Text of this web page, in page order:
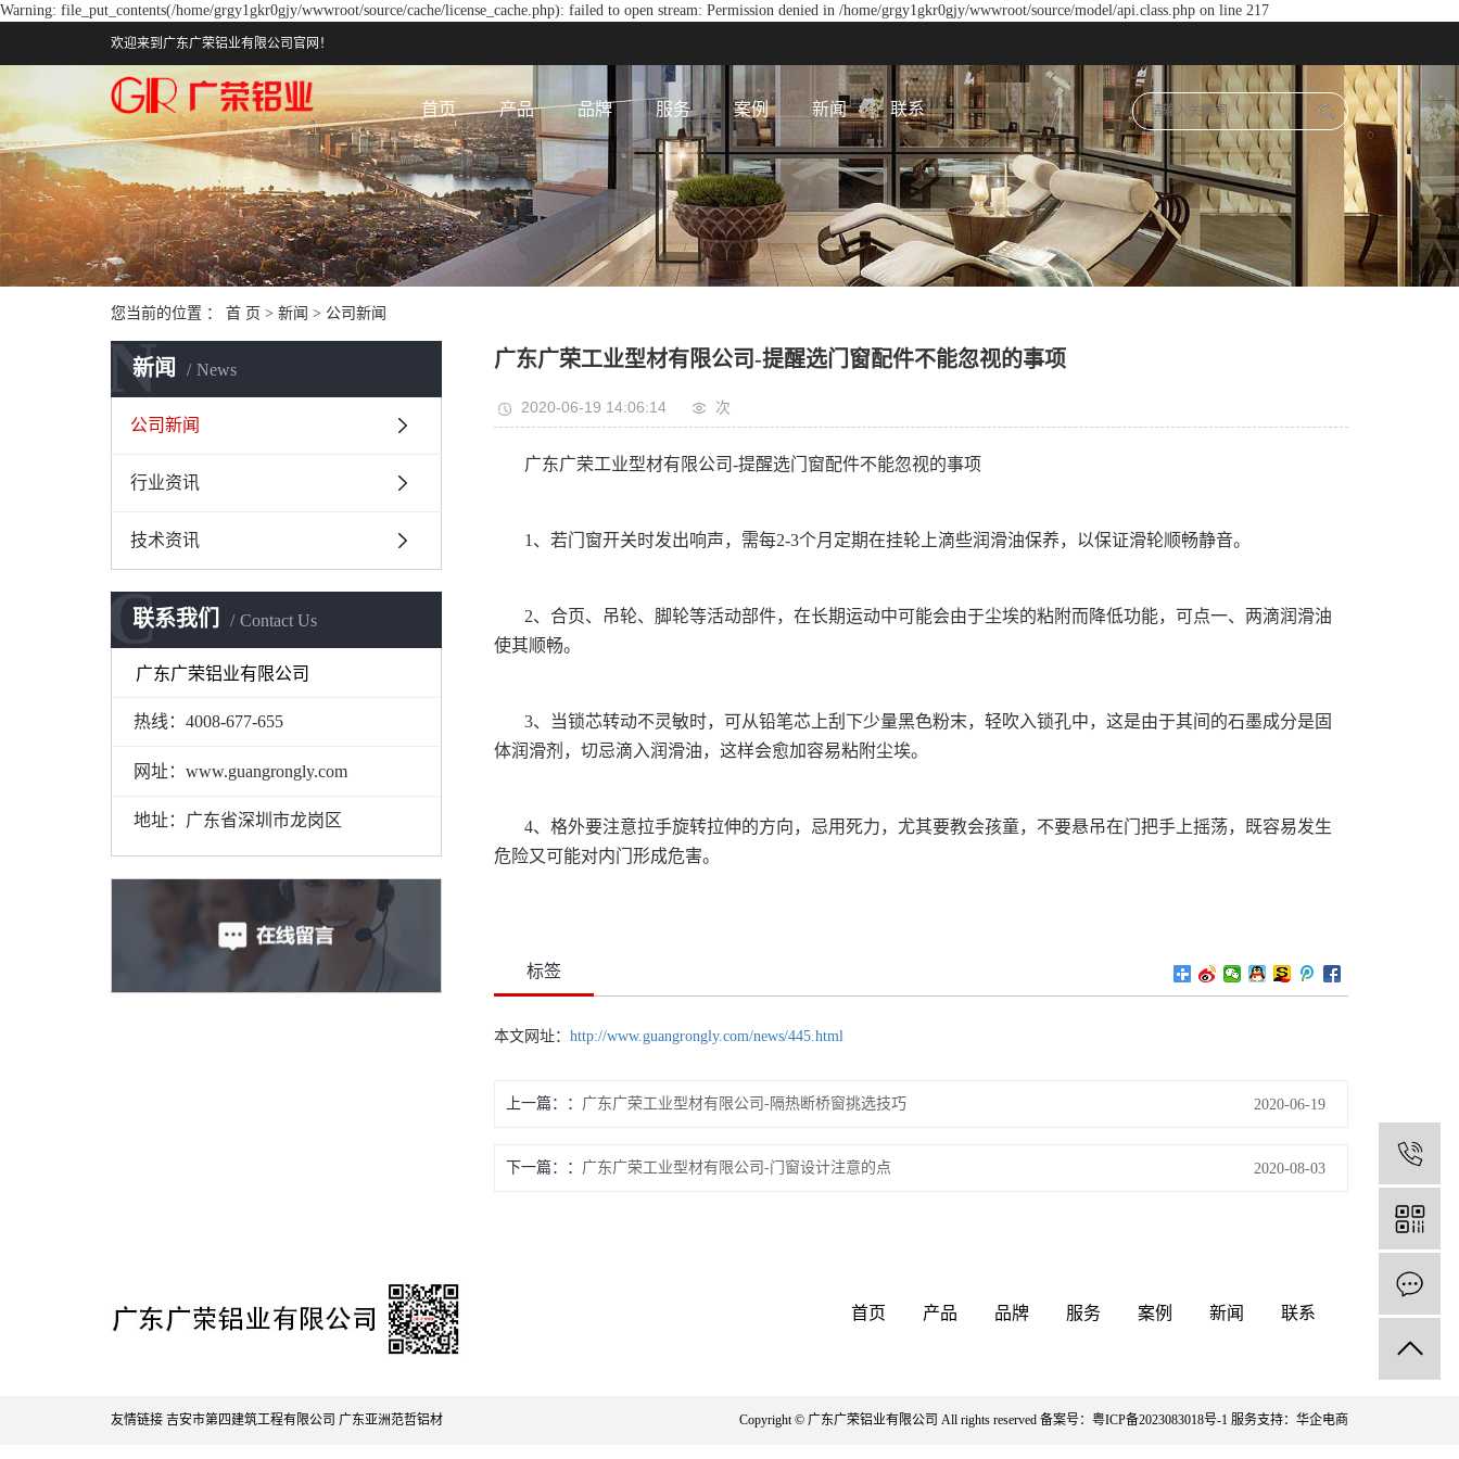
Warning: file_put_contents(/home/grgy1gkr0gjy/wwwroot/source/cache/license_cache.php): failed to open stream: Permission denied in /home/grgy1gkr0gjy/wwwroot/source/model/api.class.php on line 217
欢迎来到广东广荣铝业有限公司官网！
首页 产品 品牌 服务 案例 新闻 联系
您当前的位置 ： 首 页 > 新闻 > 公司新闻
新闻 News
N
公司新闻
行业资讯
技术资讯
联系我们 Contact Us
C
广东广荣铝业有限公司
热线：4008-677-655
网址：www.guangrongly.com
地址：广东省深圳市龙岗区
广东广荣工业型材有限公司-提醒选门窗配件不能忽视的事项
2020-06-19 14:06:14 次
广东广荣工业型材有限公司-提醒选门窗配件不能忽视的事项
1、若门窗开关时发出响声，需每2-3个月定期在挂轮上滴些润滑油保养，以保证滑轮顺畅静音。
2、合页、吊轮、脚轮等活动部件，在长期运动中可能会由于尘埃的粘附而降低功能，可点一、两滴润滑油
使其顺畅。
3、当锁芯转动不灵敏时，可从铅笔芯上刮下少量黑色粉末，轻吹入锁孔中，这是由于其间的石墨成分是固
体润滑剂，切忌滴入润滑油，这样会愈加容易粘附尘埃。
4、格外要注意拉手旋转拉伸的方向，忌用死力，尤其要教会孩童，不要悬吊在门把手上摇荡，既容易发生
危险又可能对内门形成危害。
标签
本文网址： http://www.guangrongly.com/news/445.html
上一篇： 广东广荣工业型材有限公司-隔热断桥窗挑选技巧 2020-06-19
下一篇： 广东广荣工业型材有限公司-门窗设计注意的点 2020-08-03
首页 产品 品牌 服务 案例 新闻 联系
友情链接 吉安市第四建筑工程有限公司 广东亚洲范哲铝材 Copyright © 广东广荣铝业有限公司 All rights reserved 备案号： 粤ICP备2023083018号-1 服务支持： 华企电商